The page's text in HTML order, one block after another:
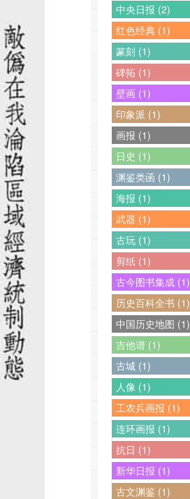
中央日报 (2)
红色经典 (1)
篆刻 (1)
碑拓 (1)
壁画 (1)
印象派 (1)
画报 (1)
日史 (1)
渊鉴类函 (1)
海报 (1)
武器 (1)
古玩 (1)
剪纸 (1)
古今图书集成 (1)
历史百科全书 (1)
中国历史地图 (1)
吉他谱 (1)
古城 (1)
人像 (1)
工农兵画报 (1)
连环画报 (1)
抗日 (1)
新华日报 (1)
古文渊鉴 (1)